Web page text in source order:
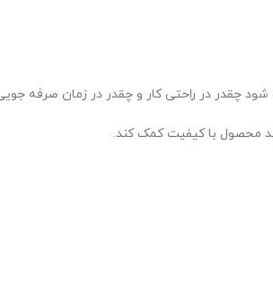
شود چقدر در راحتی کار و چقدر در زمان صرفه
محصول با کیفیت کمک کند.